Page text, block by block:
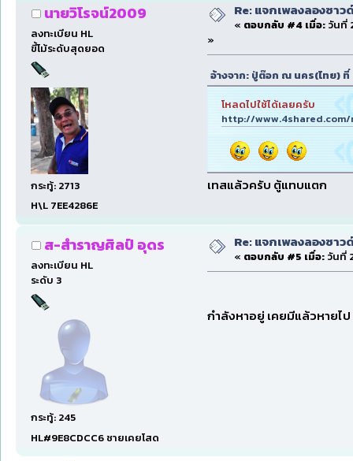
นายวิโรจน์2009
ลงทะเบียน HL
ขี้โม้ระดับสุดยอด
กระทู้: 2713
H\L 7EE4286E
Re: แจกเพลงลองซาว
« ตอบกลับ #4 เมื่อ:วันที่
»
อ้างจาก: ปู่ต๊อก ณ นคร(ไทย) ที่
โหลดไปใช้ได้เลยครับ
http://
เทสแล้วครับ ตู้แทบแตก
ส-สำราญศิลป์ อุดร
ลงทะเบียน HL
ระดับ 3
กระทู้: 245
HL#9E8CDCC6 ชายเคยโสด
Re: แจกเพลงลองซาว
« ตอบกลับ #5 เมื่อ:วันที่
กำลังหาอยู่ เคยมีแล้วหายไป